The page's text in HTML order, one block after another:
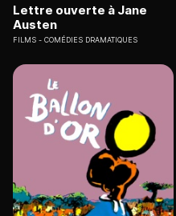
Lettre ouverte à Jane
Austen
FILMS COMÉDIES DRAMATIQUES